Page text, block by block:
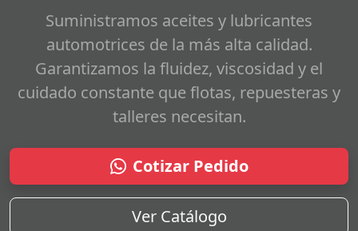
Suministramos aceites y lubricantes
automotrices de la más alta calidad.
Garantizamos la fluidez, viscosidad y el
cuidado constante que flotas, repuesteras y
talleres necesitan.
Cotizar Pedido
Ver Catálogo